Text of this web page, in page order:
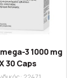
3 1000 mg
30 Caps